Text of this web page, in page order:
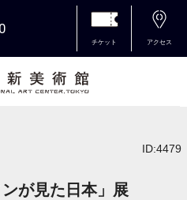
チケット アクセス
ID:4479
ンが見た日本」展